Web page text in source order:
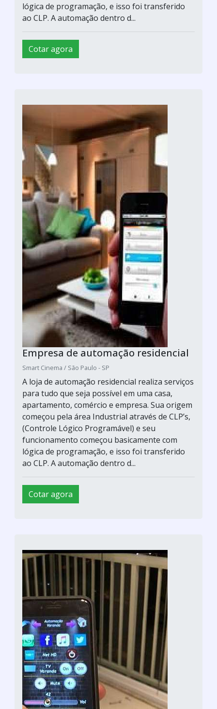
lógica de programação, e isso foi transferido
ao CLP. A automação dentro d...
Cotar agora
Empresa de automação residencial
Smart Cinema / São Paulo - SP
A loja de automação residencial realiza serviços
para tudo que seja possível em uma casa,
apartamento, comércio e empresa. Sua origem
começou pela área Industrial através de CLP’s,
(Controle Lógico Programável) e seu
funcionamento começou basicamente com
lógica de programação, e isso foi transferido
ao CLP. A automação dentro d...
Cotar agora